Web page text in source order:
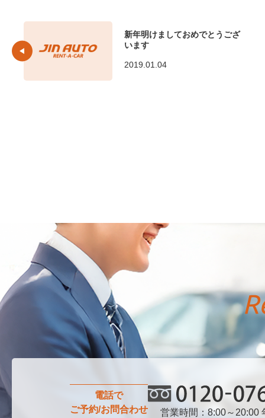
新年明けましておめでとうござ
います
2019.01.04
電話で
ご予約/お問合わせ
0120-076-750
営業時間：8:00～20:00